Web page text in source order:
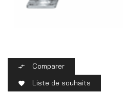
 Comparer
 Liste de souhaits